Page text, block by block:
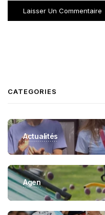
CATEGORIES
Actualités
Agen